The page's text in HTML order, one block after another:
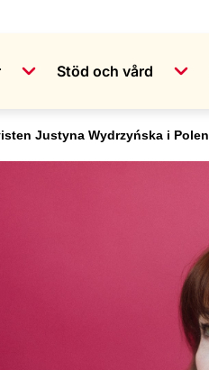
Stöd och vård
Justyna Wydrzyńska i Polen